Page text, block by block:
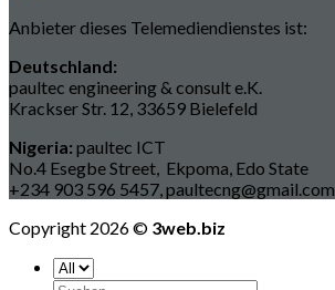
Anbieter dieses Telemediendienstes ist:
Deutschland:
paultec engineering & consult e.K.
Krackser Str. 12, 33659 Bielefeld
Nigeria: paultec ICT
No.4 Esegbe Street, Ekpoma, Edo State
+234 903 596 5457, paultecng@gmail.com
Copyright 2026 © 3web.biz